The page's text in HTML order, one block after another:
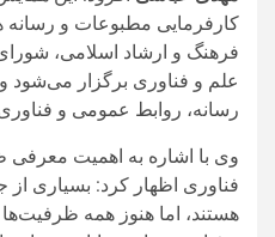
دانش‌بنیان را به نمایش بگذارند.
وی با دعوت از فعالان
این رویداد، گفت: از همه
می‌خواهیم با ارائه پیشنهادها و
برگزاری هرچه بهتر این
رییس شورای هماهنگی
همچنین بر همدلی میان